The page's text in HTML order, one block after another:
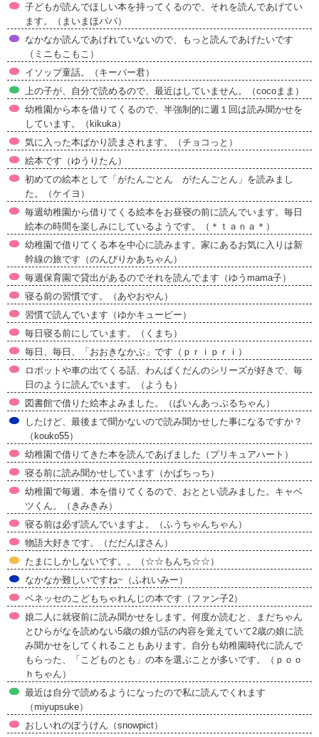
子どもが読んでほしい本を持ってくるので、それを読んであげてい
ます。（まいまほパパ）
なかなか読んであげれていないので、もっと読んであげたいです
（ミニもこもこ）
イソップ童話。（キーパー君）
上の子が、自分で読めるので、最近はしていません。（cocoまま）
幼稚園から本を借りてくるので、半強制的に週１回は読み聞かせを
しています。（kikuka）
気に入った本ばかり読まされます。（チョコっと）
絵本です（ゆうりたん）
初めての絵本として「がたんごとん がたんごとん」を読みまし
た。（ケイヨ）
毎週幼稚園から借りてくる絵本をお昼寝の前に読んでいます。毎日
絵本の時間を楽しみにしているようです。（＊ｔａｎａ＊）
幼稚園で借りてくる本を中心に読みます。家にあるお気に入りは新
幹線の旅です（のんびりかあちゃん）
毎週保育園で貸出があるのでそれを読んでます（ゆうmama子）
寝る前の習慣です。（あやおやん）
習慣で読んでいます（ゆかキューピー）
毎日寝る前にしています。（くまち）
毎日、毎日、「おおきなかぶ」です（ｐｒｉｐｒｉ）
ロボットや車の出てくる話、わんぱくだんのシリーズが好きで、毎
日のように読んでいます。（ようも）
図書館で借りた絵本よみました。（ぱいんあっぷるちゃん）
したけど、最後まで聞かないので読み聞かせした事になるですか？
（kouko55）
幼稚園で借りてきた本を読んであげました（プリキュアハート）
寝る前に読み聞かせしています（かばちっち）
幼稚園で毎週、本を借りてくるので、おととい読みました。キャベ
ツくん。（きみきみ）
寝る前は必ず読んでいますよ。（ふうちゃんちゃん）
物語大好きです。（だだんぼさん）
たまにしかしないです。。（☆☆もんち☆☆）
なかなか難しいですね~（ふれいみー）
ベネッセのこどもちゃれんじの本です（ファン子2）
娘二人に就寝前に読み聞かせをします。何度か読むと、まだちゃん
とひらがなを読めない5歳の娘が話の内容を覚えていて2歳の娘に読
み聞かせをしてくれることもあります。自分も幼稚園時代に読んで
もらった、「こどものとも」の本を選ぶことが多いです。（ｐｏｏ
ｈちゃん）
最近は自分で読めるようになったので私に読んでくれます
（miyupsuke）
おしいれのぼうけん（snowpict）